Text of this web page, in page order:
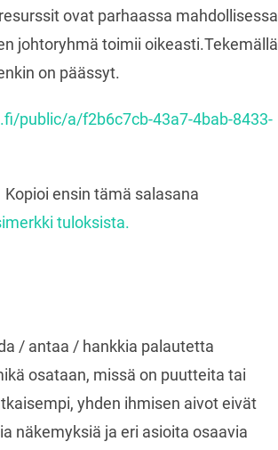
ovat parhaassa mahdollisessa
johtoryhmä toimii oikeasti.Tekemällä
on päässyt.
public/a/f2b6c7cb-43a7-4bab-8433-
ensin tämä salasana
tuloksista.
/ antaa / hankkia palautetta
osataan, missä on puutteita tai
yhden ihmisen aivot eivät
näkemyksiä ja eri asioita osaavia